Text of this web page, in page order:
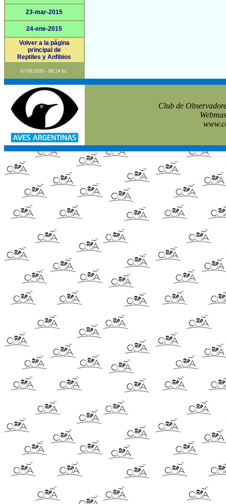
23-mar-2015
24-ene-2015
Volver a la página
principal de
Reptiles y Anfibios
07/08/2026 - 08:24 hs.
Club de